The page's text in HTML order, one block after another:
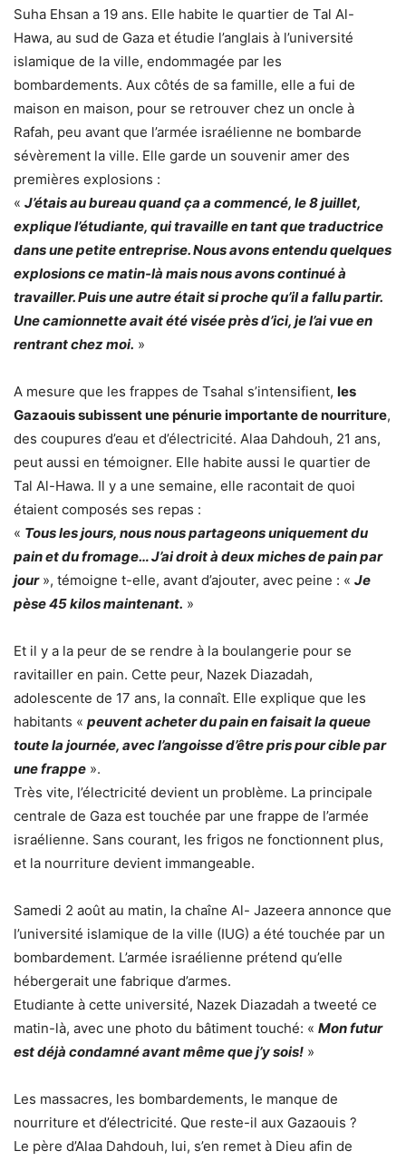
Suha Ehsan a 19 ans. Elle habite le quartier de Tal Al-
Hawa, au sud de Gaza et étudie l’anglais à l’université
islamique de la ville, endommagée par les
bombardements. Aux côtés de sa famille, elle a fui de
maison en maison, pour se retrouver chez un oncle à
Rafah, peu avant que l’armée israélienne ne bombarde
sévèrement la ville. Elle garde un souvenir amer des
premières explosions :
« J’étais au bureau quand ça a commencé, le 8 juillet,
explique l’étudiante, qui travaille en tant que traductrice
dans une petite entreprise. Nous avons entendu quelques
explosions ce matin-là mais nous avons continué à
travailler. Puis une autre était si proche qu’il a fallu partir.
Une camionnette avait été visée près d’ici, je l’ai vue en
rentrant chez moi. »
A mesure que les frappes de Tsahal s’intensifient, les
Gazaouis subissent une pénurie importante de nourriture,
des coupures d’eau et d’électricité. Alaa Dahdouh, 21 ans,
peut aussi en témoigner. Elle habite aussi le quartier de
Tal Al-Hawa. Il y a une semaine, elle racontait de quoi
étaient composés ses repas :
« Tous les jours, nous nous partageons uniquement du
pain et du fromage… J’ai droit à deux miches de pain par
jour », témoigne t-elle, avant d’ajouter, avec peine : « Je
pèse 45 kilos maintenant. »
Et il y a la peur de se rendre à la boulangerie pour se
ravitailler en pain. Cette peur, Nazek Diazadah,
adolescente de 17 ans, la connaît. Elle explique que les
habitants « peuvent acheter du pain en faisait la queue
toute la journée, avec l’angoisse d’être pris pour cible par
une frappe ».
Très vite, l’électricité devient un problème. La principale
centrale de Gaza est touchée par une frappe de l’armée
israélienne. Sans courant, les frigos ne fonctionnent plus,
et la nourriture devient immangeable.
Samedi 2 août au matin, la chaîne Al- Jazeera annonce que
l’université islamique de la ville (IUG) a été touchée par un
bombardement. L’armée israélienne prétend qu’elle
hébergerait une fabrique d’armes.
Etudiante à cette université, Nazek Diazadah a tweeté ce
matin-là, avec une photo du bâtiment touché: « Mon futur
est déjà condamné avant même que j’y sois! »
Les massacres, les bombardements, le manque de
nourriture et d’électricité. Que reste-il aux Gazaouis ?
Le père d’Alaa Dahdouh, lui, s’en remet à Dieu afin de